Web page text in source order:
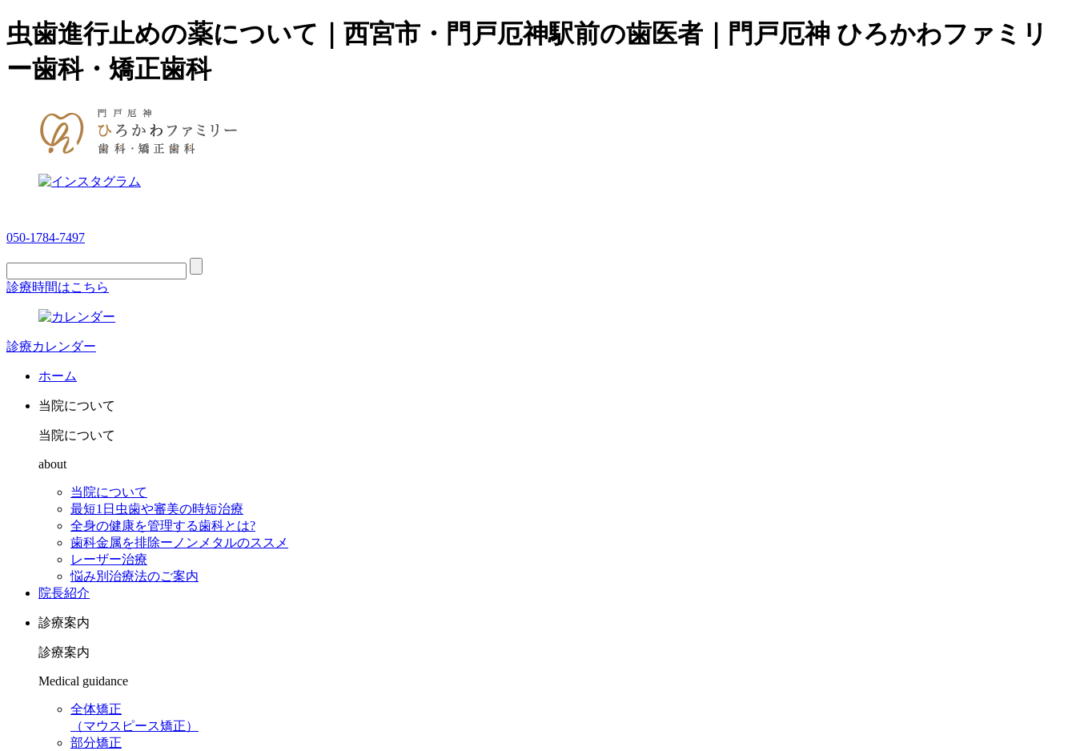
虫歯進行止めの薬について｜西宮市・門戸厄神駅前の歯医者｜門戸厄神 ひろかわファミリ
ー歯科・矯正歯科
050-1784-7497
診療時間はこちら
診療カレンダー
ホーム
当院について
当院について
about
当院について
最短1日虫歯や審美の時短治療
全身の健康を管理する歯科とは?
歯科金属を排除ーノンメタルのススメ
レーザー治療
悩み別治療法のご案内
院長紹介
診療案内
診療案内
Medical guidance
全体矯正
（マウスピース矯正）
部分矯正